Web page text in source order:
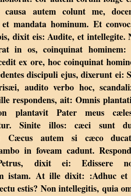
causa autem colunt me,
mandata hominum. Et
dixit eis: Audite, et intellegite.
in os, coinquinat hominem:
ex ore, hoc coinquinat
discipuli ejus, dixerunt ei:
audito verbo hoc,
respondens, ait: Omnis
plantavit Pater meus
Sinite illos: cæci sunt
Cæcus autem si cæco
in foveam cadunt.
dixit ei: Edissere
istam. At ille dixit: :Adhuc et
estis? Non intellegitis, quia